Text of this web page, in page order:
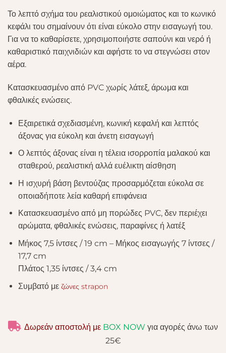
Το λεπτό σχήμα του ρεαλιστικού ομοιώματος και το κωνικό
κεφάλι του σημαίνουν ότι είναι εύκολο στην εισαγωγή του.
Για να το καθαρίσετε, χρησιμοποιήστε σαπούνι και νερό ή
καθαριστικό παιχνιδιών και αφήστε το να στεγνώσει στον
αέρα.
Κατασκευασμένο από PVC χωρίς λάτεξ, άρωμα και
φθαλικές ενώσεις.
Εξαιρετικά σχεδιασμένη, κωνική κεφαλή και λεπτός
άξονας για εύκολη και άνετη εισαγωγή
Ο λεπτός άξονας είναι η τέλεια ισορροπία μαλακού και
σταθερού, ρεαλιστική αλλά ευέλικτη αίσθηση
Η ισχυρή βάση βεντούζας προσαρμόζεται εύκολα σε
οποιαδήποτε λεία καθαρή επιφάνεια
Κατασκευασμένο από μη πορώδες PVC, δεν περιέχει
αρώματα, φθαλικές ενώσεις, παραφίνες ή λατέξ
Μήκος 7,5 ίντσες / 19 cm – Μήκος εισαγωγής 7 ίντσες /
17,7 cm
Πλάτος 1,35 ίντσες / 3,4 cm
Συμβατό με ζώνες strapon
Δωρεάν αποστολή με BOX NOW για αγορές άνω των
25€